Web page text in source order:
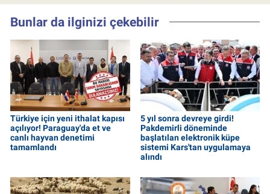
Bunlar da ilginizi çekebilir
Türkiye için yeni ithalat kapısı
açılıyor! Paraguay'da et ve
canlı hayvan denetimi
tamamlandı
5 yıl sonra devreye girdi!
Pakdemirli döneminde
başlatılan elektronik küpe
sistemi Kars'tan uygulamaya
alındı